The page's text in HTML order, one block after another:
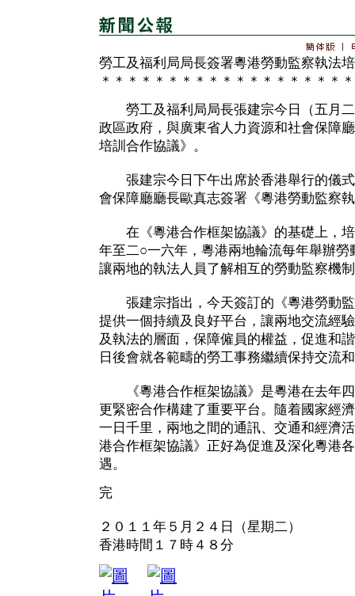
勞工及福利局局長簽署粵港勞動監察執法
＊＊＊＊＊＊＊＊＊＊＊＊＊＊＊＊＊＊
勞工及福利局局長張建宗今日（五月二
政區政府，與廣東省人力資源和社會保障
培訓合作協議》。
張建宗今日下午出席於香港舉行的儀式
會保障廳廳長歐真志簽署《粵港勞動監察
在《粵港合作框架協議》的基礎上，培
年至二○一六年，粵港兩地輪流每年舉辦
讓兩地的執法人員了解相互的勞動監察機
張建宗指出，今天簽訂的《粵港勞動監
提供一個持續及良好平台，讓兩地交流經
及執法的層面，保障僱員的權益，促進和
日後會就各範疇的勞工事務繼續保持交流
《粵港合作框架協議》是粵港在去年四
更緊密合作構建了重要平台。隨着國家經
一日千里，兩地之間的通訊、交通和經濟
港合作框架協議》正好為促進及深化粵港
遇。
完
２０１１年５月２４日（星期二）
香港時間１７時４８分